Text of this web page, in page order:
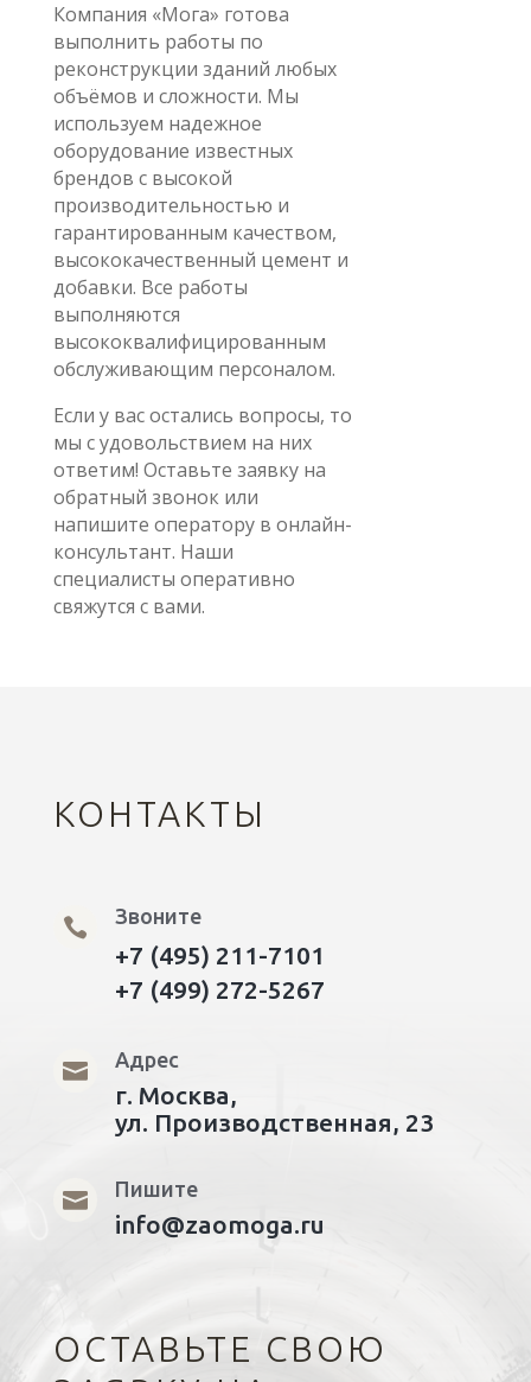
Компания «Мога» готова
выполнить работы по
реконструкции зданий любых
объёмов и сложности. Мы
используем надежное
оборудование известных
брендов с высокой
производительностью и
гарантированным качеством,
высококачественный цемент и
добавки. Все работы
выполняются
высококвалифицированным
обслуживающим персоналом.
Если у вас остались вопросы, то
мы с удовольствием на них
ответим! Оставьте заявку на
обратный звонок или
напишите оператору в онлайн-
консультант. Наши
специалисты оперативно
свяжутся с вами.
КОНТАКТЫ
 Звоните
+7 (495) 211-7101
+7 (499) 272-5267
 Адрес
г. Москва,
ул. Производственная, 23
 Пишите
info@zaomoga.ru
ОСТАВЬТЕ СВОЮ